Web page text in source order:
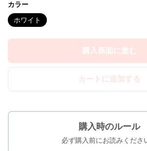
カラー
ホワイト
購入画面に進む
カートに追加する
購入時のルール
必ず購入前にお読みくださ